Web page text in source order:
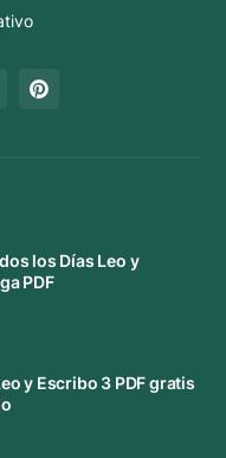
los Días Leo y
PDF
y Escribo 3 PDF gratis